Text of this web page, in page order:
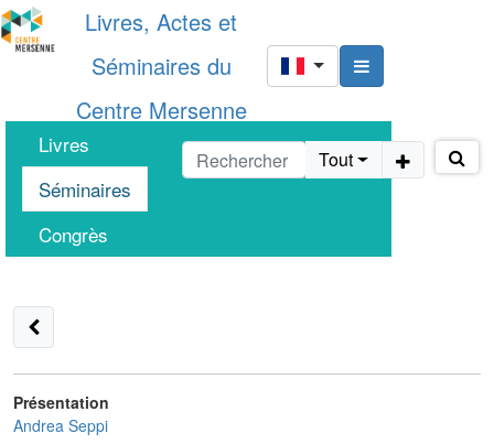
Livres, Actes et
Séminaires du
Centre Mersenne
Livres
Séminaires
Congrès
Tout
Présentation
Andrea Seppi